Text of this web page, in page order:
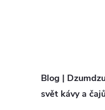
Blog |
svět kávy a